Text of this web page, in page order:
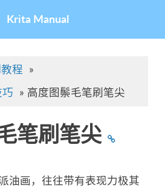
Krita Manual
程 »
» 高度图鬃毛笔刷笔尖
笔刷笔尖
油画，往往带有表现力极其